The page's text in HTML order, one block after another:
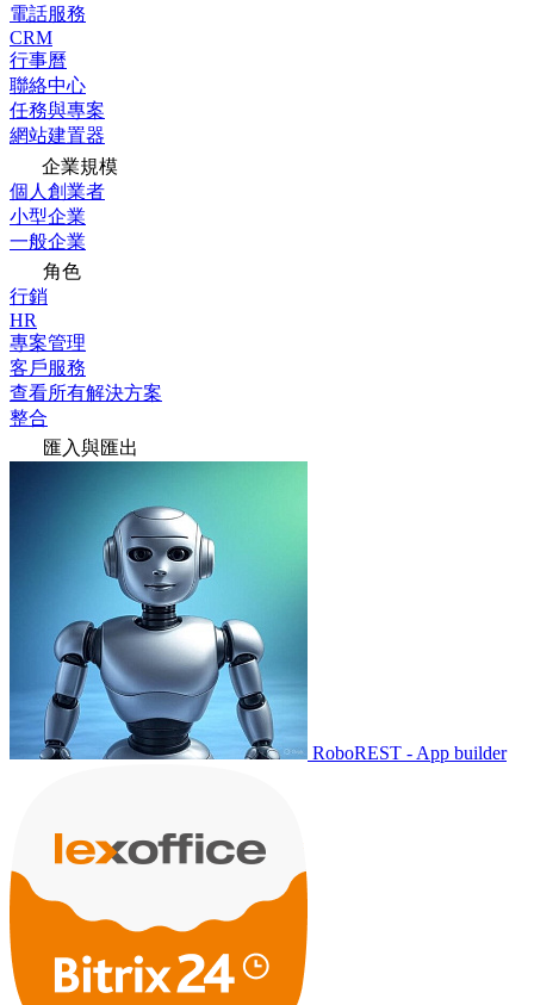
電話服務
CRM
行事曆
聯絡中心
任務與專案
網站建置器
企業規模
個人創業者
小型企業
一般企業
角色
行銷
HR
專案管理
客戶服務
查看所有解決方案
整合
匯入與匯出
RoboREST - App builder